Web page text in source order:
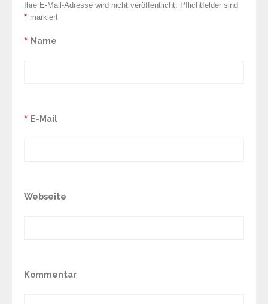
Ihre E-Mail-Adresse wird nicht veröffentlicht. Pflichtfelder sind
markiert
*
Name
*
E-Mail
*
Webseite
Kommentar